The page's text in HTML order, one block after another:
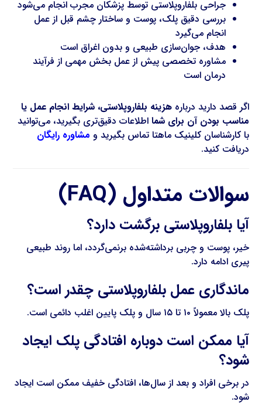
جراحی بلفاروپلاستی توسط پزشکان مجرب انجام می‌شود
بررسی دقیق پلک، پوست و ساختار چشم قبل از عمل
انجام می‌گیرد
هدف، جوان‌سازی طبیعی و بدون اغراق است
مشاوره تخصصی پیش از عمل بخش مهمی از فرآیند
درمان است
اگر قصد دارید دربارههزینه بلفاروپلاستی، شرایط انجام عمل یا
مناسب بودن آن برای شما اطلاعات دقیق‌تری بگیرید، می‌توانید
با کارشناسان کلینیک ماهتا تماس بگیرید و مشاوره رایگان
دریافت کنید.
سوالات متداول (FAQ)
آیا بلفاروپلاستی برگشت دارد؟
خیر، پوست و چربی برداشته‌شده برنمی‌گردد، اما روند طبیعی
پیری ادامه دارد.
ماندگاری عمل بلفاروپلاستی چقدر است؟
پلک بالا معمولاً ۱۰ تا ۱۵ سال و پلک پایین اغلب دائمی است.
آیا ممکن است دوباره افتادگی پلک ایجاد
شود؟
در برخی افراد و بعد از سال‌ها، افتادگی خفیف ممکن است ایجاد
شود.